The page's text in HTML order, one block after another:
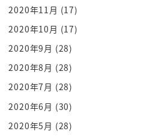
好啦 登場人物剩下的越來越少了
呂布啊 呂布的死也很悲哀啊
光是厲害是不行的
還是需要仁義的
現在 曹操的力量變強了吧？
董卓和呂布都沒了
不過董卓立的漢獻帝還在
2020年11月 (17)
2020年10月 (17)
2020年9月 (28)
2020年8月 (28)
2020年7月 (28)
2020年6月 (30)
2020年5月 (28)